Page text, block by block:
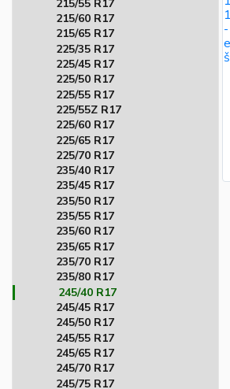
215/55 R17
215/60 R17
215/65 R17
225/35 R17
225/45 R17
225/50 R17
225/55 R17
225/55Z R17
225/60 R17
225/65 R17
225/70 R17
235/40 R17
235/45 R17
235/50 R17
235/55 R17
235/60 R17
235/65 R17
235/70 R17
235/80 R17
245/40 R17
245/45 R17
245/50 R17
245/55 R17
245/65 R17
245/70 R17
245/75 R17